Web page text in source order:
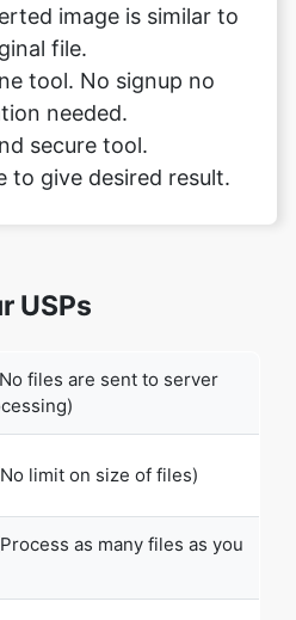
needed.
secure tool.
to give desired result.
limit on size of files)
do not request for user